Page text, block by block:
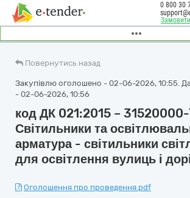
0 800 30
Повернутись назад
Закупівлю оголошено - 02-06-2026, 10:55.
- 02-06-2026, 10:56
код ДК 021:2015 –
Світильники та
арматура - світильники
для освітлення вулиць і
Оголошення про проведення.pdf